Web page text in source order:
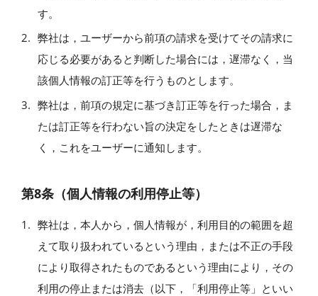
す。
弊社は，ユーザーから前項の請求を受けてその請求に
応じる必要があると判断した場合には，遅滞なく，当
該個人情報の訂正等を行うものとします。
弊社は，前項の規定に基づき訂正等を行った場合，ま
たは訂正等を行わない旨の決定をしたときは遅滞な
く，これをユーザーに通知します。
第8条（個人情報の利用停止等）
弊社は，本人から，個人情報が，利用目的の範囲を超
えて取り扱われているという理由，または不正の手段
により取得されたものであるという理由により，その
利用の停止または消去（以下，「利用停止等」といい